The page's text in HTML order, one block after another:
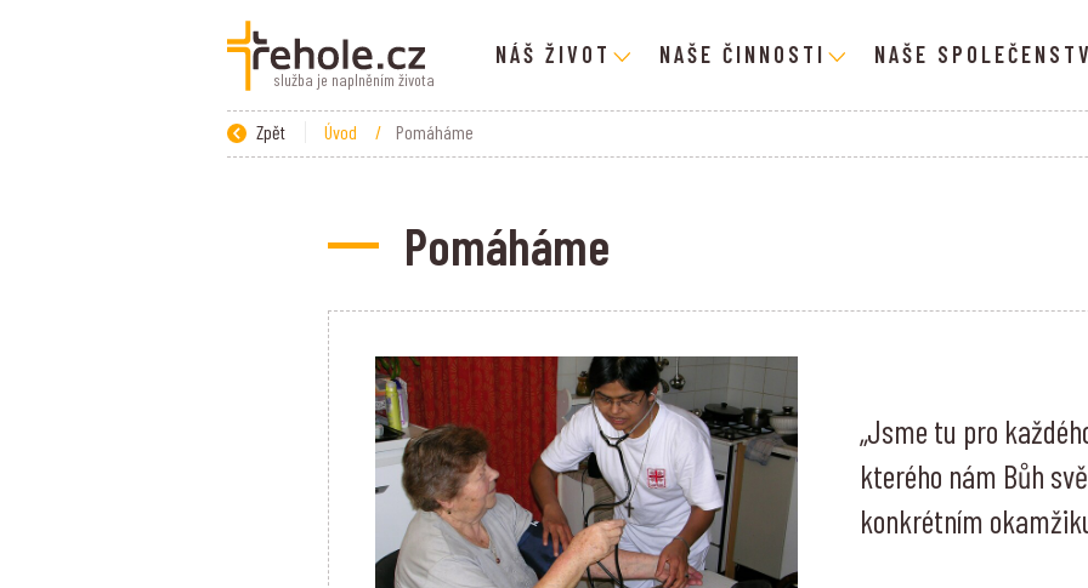
služba je naplněním života
NÁŠ ŽIVOT NAŠE ČINNOSTI NAŠE
Zpět Úvod / Pomáháme
Pomáháme
„Jsme tu pro
kterého nám Bůh
konkrétním